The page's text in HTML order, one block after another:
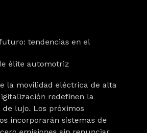
tendencias en el
élite automotriz
la movilidad eléctrica de alta
redefinen la
de lujo. Los próximos
incorporarán sistemas de